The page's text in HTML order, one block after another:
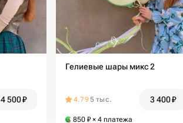
4 500₽
Гелиевые шары микс 2
4.795 тыс. 3 400₽
850 ₽ × 4 платежа